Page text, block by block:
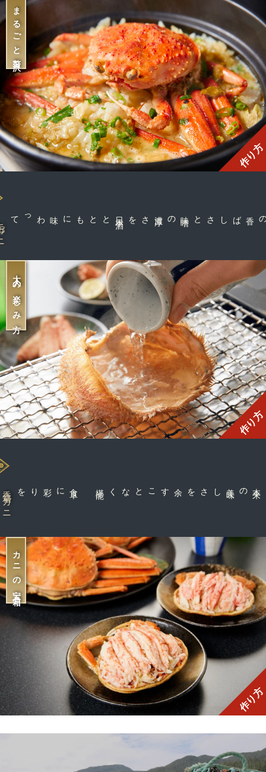
まるごと贅沢
作り方
大人の楽しみ方
作り方
カニの香ばしさと
さを
とともに味わって
カニの宝石箱
作り方
香箱ガニ しさを
に彩りを